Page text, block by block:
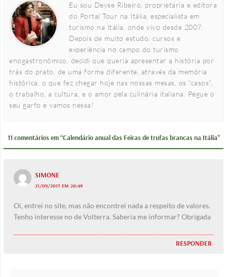
Eu sou Deyse Ribeiro, proprietária e editora
do Portal Tour na Itália, especialista em
turismo na Itália, onde vivo desde 2007.
Depois de muito estudo, cursos e
experiência no campo do turismo
enogastronômico, decidi que queria apresentar a história por
trás do prato, de uma forma diferente, através da memória
histórica, o que fez chegar hoje nas nossas mesas, os “casos”,
o trabalho, a cultura, e o amor pela culinária italiana. Pegue o
seu garfo e vamos nessa!
11 comentários em “Calendário anual das Feiras de trufas brancas na Itália”
SIMONE
21/09/2017 EM 20:49
Oi, entrei no site, mas não encontrei nada a respeito de valores.
Tenho interesse no de Volterra. Saberia me informar? Obrigada
RESPONDER